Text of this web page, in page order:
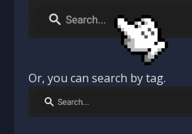
Or, you can search by tag.